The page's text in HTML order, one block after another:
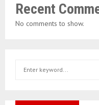
Recent
No comments to show.